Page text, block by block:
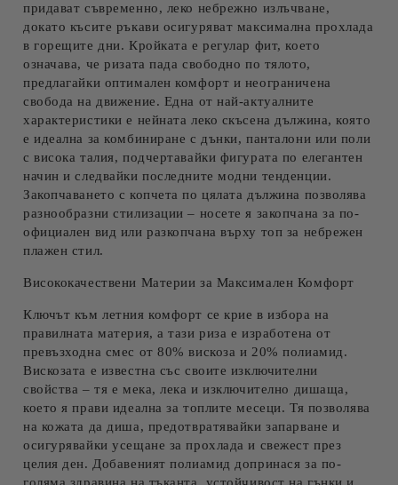
придават съвременно, леко небрежно излъчване,
докато късите ръкави осигуряват максимална прохлада
в горещите дни. Кройката ерегулар фит, което
означава, че ризата пада свободно по тялото,
предлагайки оптимален комфорт и неограничена
свобода на движение. Една от най-актуалните
характеристики е нейната леко скъсена дължина, която
е идеална за комбиниране с дънки, панталони или поли
с висока талия, подчертавайки фигурата по елегантен
начин и следвайки последните модни тенденции.
Закопчаването с копчета по цялата дължина позволява
разнообразни стилизации – носете я закопчана за по-
официален вид или разкопчана върху топ за небрежен
плажен стил.
Висококачествени Материи за Максимален Комфорт
Ключът към летния комфорт се крие в избора на
правилната материя, а тази риза е изработена от
превъзходна смес от80% вискоза и 20% полиамид.
Вискозата е известна със своите изключителни
свойства – тя е мека, лека и изключително дишаща,
което я прави идеална за топлите месеци. Тя позволява
на кожата да диша, предотвратявайки запарване и
осигурявайки усещане за прохлада и свежест през
целия ден. Добавениятполиамид допринася за по-